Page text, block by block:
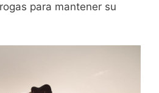
para mantener su